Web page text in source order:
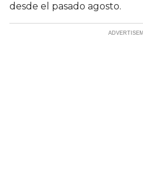
desde el pasado agosto.